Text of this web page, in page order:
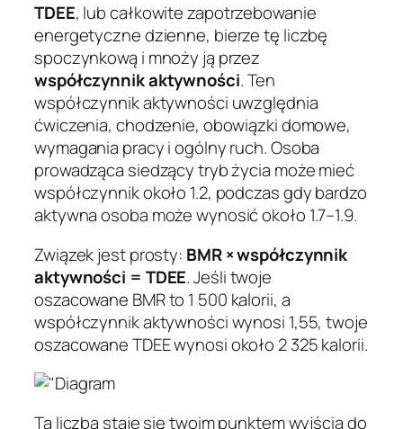
TDEE, lubcałkowite zapotrzebowanie
energetyczne dzienne, bierze tę liczbę
spoczynkową i mnoży ją przez
współczynnik aktywności. Ten
współczynnik aktywności uwzględnia
ćwiczenia, chodzenie, obowiązki domowe,
wymagania pracy i ogólny ruch. Osoba
prowadząca siedzący tryb życia może mieć
współczynnik około 1.2, podczas gdy bardzo
aktywna osoba może wynosić około 1.7–1.9.
Związek jest prosty: BMR × współczynnik
aktywności = TDEE. Jeśli twoje
oszacowane BMR to 1 500 kalorii, a
współczynnik aktywności wynosi 1,55, twoje
oszacowane TDEE wynosi około 2 325 kalorii.
Ta liczba staje się twoim punktem wyjścia do